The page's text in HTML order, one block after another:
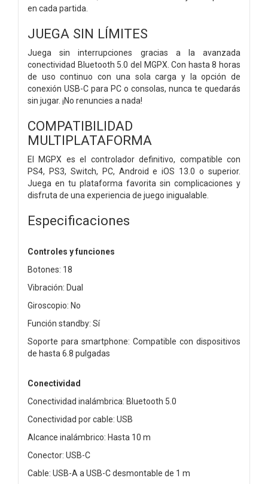
en cada partida.
JUEGA SIN LÍMITES
Juega sin interrupciones gracias a la avanzada
conectividad Bluetooth 5.0 del MGPX. Con hasta 8 horas
de uso continuo con una sola carga y la opción de
conexión USB-C para PC o consolas, nunca te quedarás
sin jugar. ¡No renuncies a nada!
COMPATIBILIDAD
MULTIPLATAFORMA
El MGPX es el controlador definitivo, compatible con
PS4, PS3, Switch, PC, Android e iOS 13.0 o superior.
Juega en tu plataforma favorita sin complicaciones y
disfruta de una experiencia de juego inigualable.
Especificaciones
Controles y funciones
Botones: 18
Vibración: Dual
Giroscopio: No
Función standby: Sí
Soporte para smartphone: Compatible con dispositivos
de hasta 6.8 pulgadas
Conectividad
Conectividad inalámbrica: Bluetooth 5.0
Conectividad por cable: USB
Alcance inalámbrico: Hasta 10 m
Conector: USB-C
Cable: USB-A a USB-C desmontable de 1 m